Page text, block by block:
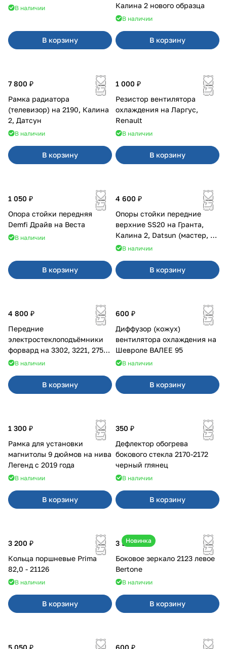
В наличии
В корзину
Калина 2 нового образца
В наличии
В корзину
7 800 ₽
Рамка радиатора
(телевизор) на 2190, Калина
2, Датсун
В наличии
В корзину
1 000 ₽
Резистор вентилятора
охлаждения на Ларгус,
Renault
В наличии
В корзину
1 050 ₽
Опора стойки передняя
Demfi Драйв на Веста
В наличии
В корзину
4 600 ₽
Опоры стойки передние
верхние SS20 на Гранта,
Калина 2, Datsun (мастер, с
ЭлУР, с подшипником) 2шт
В наличии
В корзину
4 800 ₽
Передние
электростеклоподъёмники
форвард на 3302, 3221, 2752,
2217В наличии
В корзину
600 ₽
Диффузор (кожух)
вентилятора охлаждения на
Шевроле ВАЛЕЕ 95
В наличии
В корзину
1 300 ₽
Рамка для установки
магнитолы 9 дюймов на нива
Легенд с 2019 года
В наличии
В корзину
350 ₽
Дефлектор обогрева
бокового стекла 2170-2172
черный глянец
В наличии
В корзину
3 200 ₽
Кольца поршневые Prima
82,0 - 21126
В наличии
В корзину
Новинка
3 500 ₽
Боковое зеркало 2123 левое
Bertone
В наличии
В корзину
5 050 ₽ 600 ₽